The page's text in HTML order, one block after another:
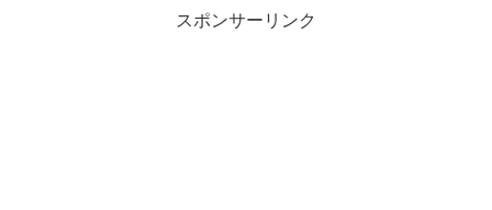
スポンサーリンク